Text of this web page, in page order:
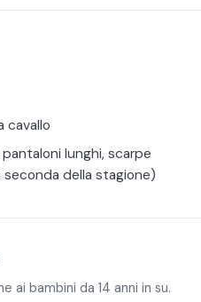
che comprenda scarpe
in cui il maneggio ritiene
a spostare la
completo.
cavallo
lunghi, scarpe
della stagione)
ai bambini da 14 anni in su.